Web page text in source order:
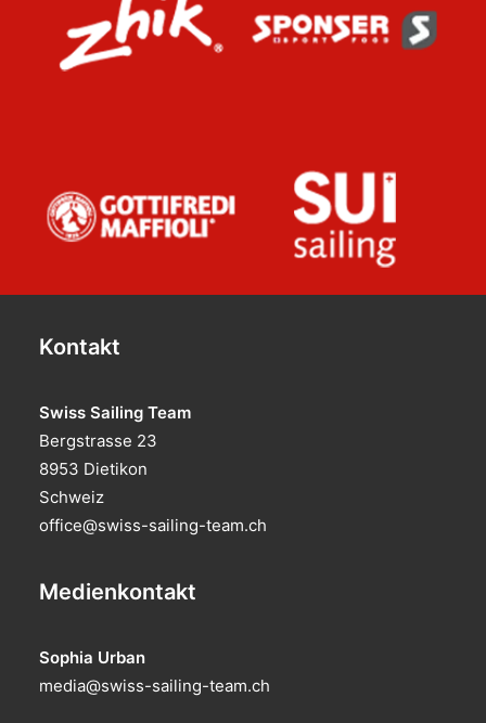
Kontakt
Swiss Sailing Team
Bergstrasse 23
8953 Dietikon
Schweiz
office@swiss-sailing-team.ch
Medienkontakt
Sophia Urban
media@swiss-sailing-team.ch